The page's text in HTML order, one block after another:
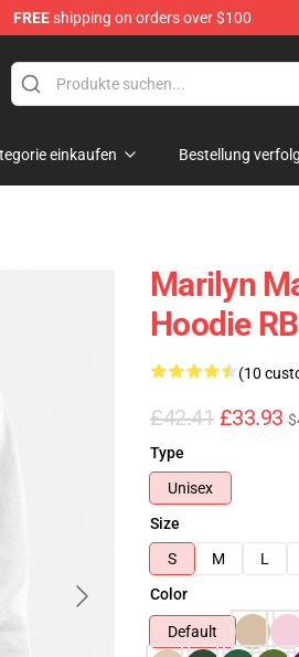
FREEshipping on orders over $100
einkaufen Bestellung
Marilyn
Hoodie
(10
£42.41 £33.93
Type
Unisex
Size
S
M L
Color
Default